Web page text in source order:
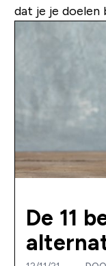
dat je je doelen
De 11